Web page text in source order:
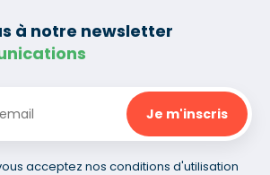
à notre newsletter
acceptez nos conditions d'utilisation